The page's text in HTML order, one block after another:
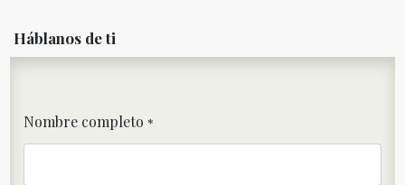
Háblanos de ti
Nombre completo *